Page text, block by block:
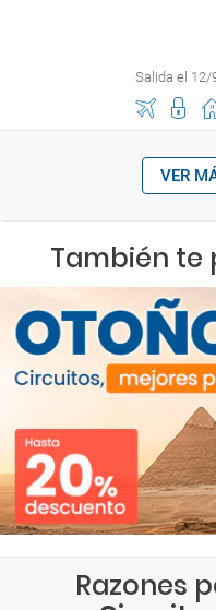
Salida el 12/
VER
También te
Razones